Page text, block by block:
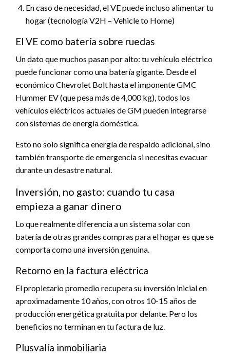
En caso de necesidad, el VE puede incluso alimentar tu
hogar (tecnología V2H – Vehicle to Home)
El VE como batería sobre ruedas
Un dato que muchos pasan por alto: tu vehículo eléctrico
puede funcionar como una batería gigante. Desde el
económico Chevrolet Bolt hasta el imponente GMC
Hummer EV (que pesa más de 4,000 kg), todos los
vehículos eléctricos actuales de GM pueden integrarse
con sistemas de energía doméstica.
Esto no solo significa energía de respaldo adicional, sino
también transporte de emergencia si necesitas evacuar
durante un desastre natural.
Inversión, no gasto: cuando tu casa
empieza a ganar dinero
Lo que realmente diferencia a un sistema solar con
batería de otras grandes compras para el hogar es que se
comporta como una inversión genuina.
Retorno en la factura eléctrica
El propietario promedio recupera su inversión inicial en
aproximadamente 10 años, con otros 10-15 años de
producción energética gratuita por delante. Pero los
beneficios no terminan en tu factura de luz.
Plusvalía inmobiliaria